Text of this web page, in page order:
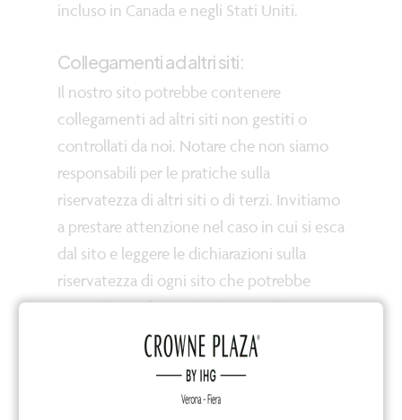
incluso in Canada e negli Stati Uniti.
Collegamenti ad altri siti:
Il nostro sito potrebbe contenere
collegamenti ad altri siti non gestiti o
controllati da noi. Notare che non siamo
responsabili per le pratiche sulla
riservatezza di altri siti o di terzi. Invitiamo
a prestare attenzione nel caso in cui si esca
dal sito e leggere le dichiarazioni sulla
riservatezza di ogni sito che potrebbe
raccogliere informazioni personali.
Sicurezza delle informazioni:
Proteggiamo le informazioni fornite su